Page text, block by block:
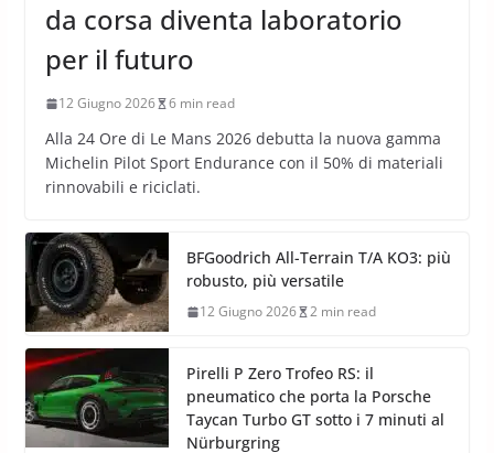
da corsa diventa laboratorio
per il futuro
12 Giugno 2026 6 min read
Alla 24 Ore di Le Mans 2026 debutta la nuova gamma
Michelin Pilot Sport Endurance con il 50% di materiali
rinnovabili e riciclati.
BFGoodrich All-Terrain T/A KO3: più
robusto, più versatile
12 Giugno 2026 2 min read
Pirelli P Zero Trofeo RS: il
pneumatico che porta la Porsche
Taycan Turbo GT sotto i 7 minuti al
Nürburgring